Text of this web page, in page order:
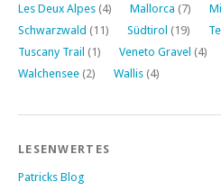
Les Deux Alpes (4) Mallorca (7)
Schwarzwald (11) Südtirol (19)
Tuscany Trail (1) Veneto Gravel (4)
Walchensee (2) Wallis (4)
LESENWERTES
Patricks Blog